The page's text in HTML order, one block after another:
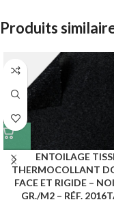
Produits
ENTOILAGE
THERMOCOLLANT
FACE ET RIGIDE –
GR./M2 – RÉF.